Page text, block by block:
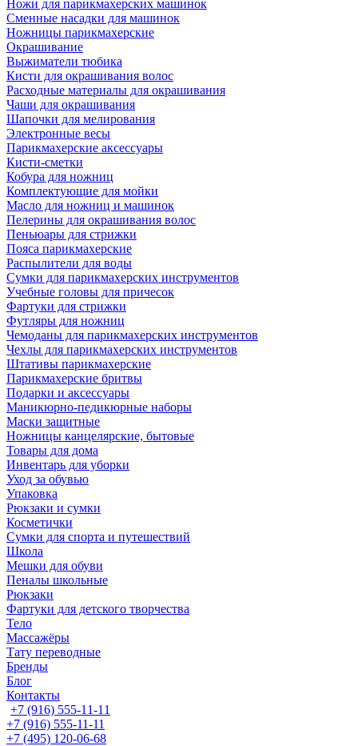
Ножи для парикмахерских машинок
Сменные насадки для машинок
Ножницы парикмахерские
Окрашивание
Выжиматели тюбика
Кисти для окрашивания волос
Расходные материалы для окрашивания
Чаши для окрашивания
Шапочки для мелирования
Электронные весы
Парикмахерские аксессуары
Кисти-сметки
Кобура для ножниц
Комплектующие для мойки
Масло для ножниц и машинок
Пелерины для окрашивания волос
Пеньюары для стрижки
Пояса парикмахерские
Распылители для воды
Сумки для парикмахерских инструментов
Учебные головы для причесок
Фартуки для стрижки
Футляры для ножниц
Чемоданы для парикмахерских инструментов
Чехлы для парикмахерских инструментов
Штативы парикмахерские
Парикмахерские бритвы
Подарки и аксессуары
Маникюрно-педикюрные наборы
Маски защитные
Ножницы канцелярские, бытовые
Товары для дома
Инвентарь для уборки
Уход за обувью
Упаковка
Рюкзаки и сумки
Косметички
Сумки для спорта и путешествий
Школа
Мешки для обуви
Пеналы школьные
Рюкзаки
Фартуки для детского творчества
Тело
Массажёры
Тату переводные
Бренды
Блог
Контакты
+7 (916) 555-11-11
+7 (916) 555-11-11
+7 (495) 120-06-68